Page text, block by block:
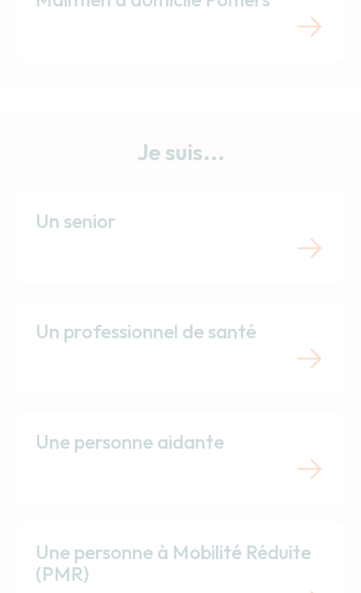
Je suis...
Un senior
Un professionnel de santé
Une personne aidante
Une personne à Mobilité Réduite
(PMR)